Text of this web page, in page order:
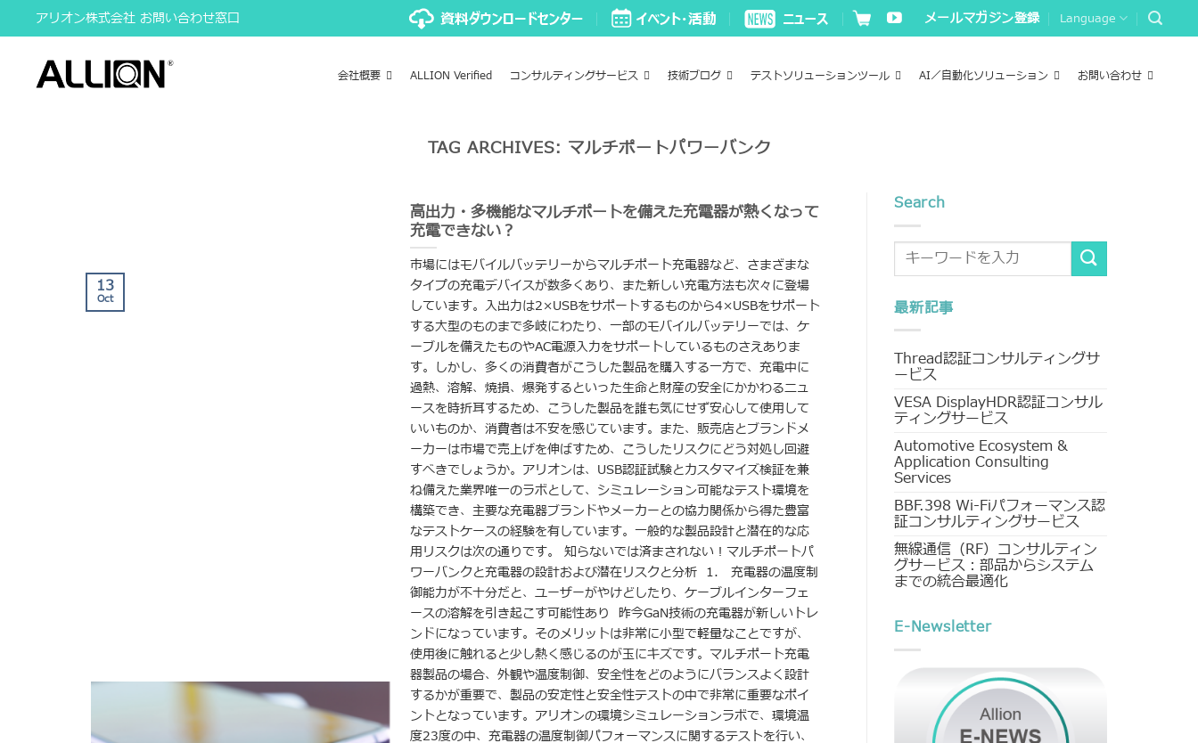
to
content
アリオン株式会社 お問い合わせ窓口 メールマガジン登録 Language
会社概要 ALLION Verified コンサルティングサービス 技術ブログ テストソリューションツール AI／自動化ソリューション お問い合わせ
TAG ARCHIVES: マルチポートパワーバンク
高出力・多機能なマルチポートを備えた充電器が熱くなって
充電できない？
市場にはモバイルバッテリーからマルチポート充電器など、さまざまな
タイプの充電デバイスが数多くあり、また新しい充電方法も次々に登場
しています。入出力は2×USBをサポートするものから4×USBをサポート
する大型のものまで多岐にわたり、一部のモバイルバッテリーでは、ケ
ーブルを備えたものやAC電源入力をサポートしているものさえありま
す。しかし、多くの消費者がこうした製品を購入する一方で、充電中に
過熱、溶解、焼損、爆発するといった生命と財産の安全にかかわるニュ
ースを時折耳するため、こうした製品を誰も気にせず安心して使用して
いいものか、消費者は不安を感じています。また、販売店とブランドメ
ーカーは市場で売上げを伸ばすため、こうしたリスクにどう対処し回避
すべきでしょうか。アリオンは、USB認証試験とカスタマイズ検証を兼
ね備えた業界唯一のラボとして、シミュレーション可能なテスト環境を
構築でき、主要な充電器ブランドやメーカーとの協力関係から得た豊富
なテストケースの経験を有しています。一般的な製品設計と潜在的な応
用リスクは次の通りです。 知らないでは済まされない！マルチポートパ
ワーバンクと充電器の設計および潜在リスクと分析 1. 充電器の温度制
御能力が不十分だと、ユーザーがやけどしたり、ケーブルインターフェ
ースの溶解を引き起こす可能性あり 昨今GaN技術の充電器が新しいトレ
ンドになっています。そのメリットは非常に小型で軽量なことですが、
使用後に触れると少し熱く感じるのが玉にキズです。マルチポート充電
器製品の場合、外観や温度制御、安全性をどのようにバランスよく設計
するかが重要で、製品の安定性と安全性テストの中で非常に重要なポイ
ントとなっています。アリオンの環境シミュレーションラボで、環境温
度23度の中、充電器の温度制御パフォーマンスに関するテストを行い、
13
Oct
Search
最新記事
Thread認証コンサルティングサ
ービス
VESA DisplayHDR認証コンサル
ティングサービス
Automotive Ecosystem &
Application Consulting
Services
BBF.398 Wi-Fiパフォーマンス認
証コンサルティングサービス
無線通信（RF）コンサルティン
グサービス：部品からシステム
までの統合最適化
E-Newsletter